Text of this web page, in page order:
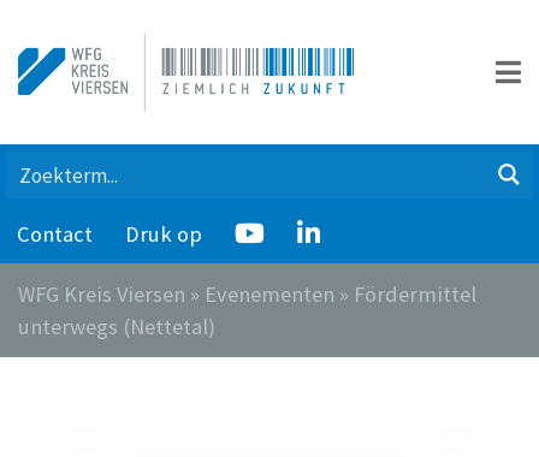
Contact Druk op
WFG Kreis Viersen » Evenementen » Fördermittel
unterwegs (Nettetal)